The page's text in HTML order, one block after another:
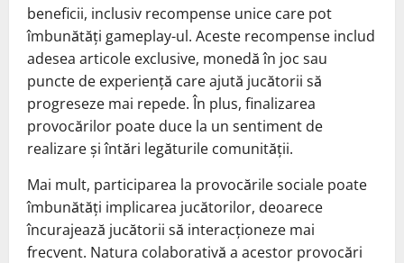
beneficii, inclusiv recompense unice care pot
îmbunătăți gameplay-ul. Aceste recompense includ
adesea articole exclusive, monedă în joc sau
puncte de experiență care ajută jucătorii să
progreseze mai repede. În plus, finalizarea
provocărilor poate duce la un sentiment de
realizare și întări legăturile comunității.
Mai mult, participarea la provocările sociale poate
îmbunătăți implicarea jucătorilor, deoarece
încurajează jucătorii să interacționeze mai
frecvent. Natura colaborativă a acestor provocări